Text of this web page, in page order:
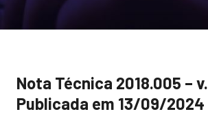
Nota Técnica 2018.005 –
Publicada em 13/09/2024